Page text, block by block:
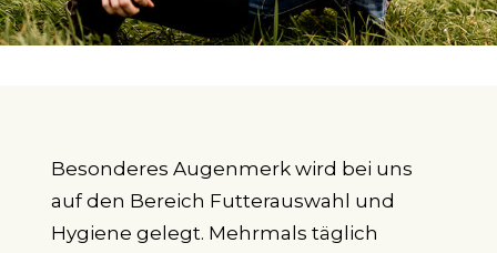
Besonderes Augenmerk wird bei uns
auf den Bereich Futterauswahl und
Hygiene gelegt. Mehrmals täglich